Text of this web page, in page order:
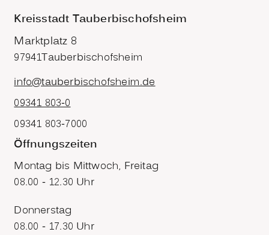
Kreisstadt Tauberbischofsheim
Marktplatz 8
97941Tauberbischofsheim
info@tauberbischofsheim.de
09341 803-0
09341 803-7000
Öffnungszeiten
Montag bis Mittwoch, Freitag
08.00 - 12.30 Uhr
Donnerstag
08.00 - 17.30 Uhr